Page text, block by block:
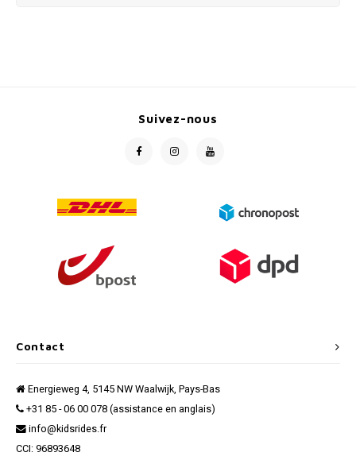
Contact
Energieweg 4, 5145 NW Waalwijk, Pays-Bas
+31 85 - 06 00 078 (assistance en anglais)
info@kidsrides.fr
CCI: 96893648
Suivez-nous